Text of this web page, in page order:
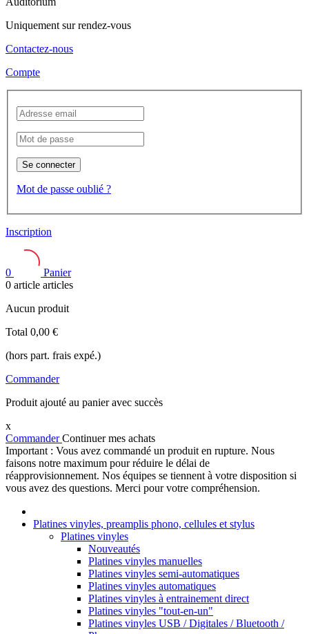
Uniquement sur rendez-vous
Contactez-nous
Compte
Se connecter
Mot de passe oublié ?
Inscription
0
Panier
0 article articles
Aucun produit
Total 0,00 €
(hors part. frais expé.)
Commander
Produit ajouté au panier avec succès
x
CommanderContinuer mes achats
Important : Vous avez commandé un produit en rupture. Nous
faisons notre maximum pour réduire le délai de
réapprovisionnement. Nos équipes se tiennent à votre disposition si
vous avez des questions. Merci pour votre compréhension.
Platines vinyles, preamplis phono, cellules et stylus
Platines vinyles
Nouveautés
Platines vinyles manuelles
Platines vinyles semi-automatiques
Platines vinyles automatiques
Platines vinyles à entrainement direct
Platines vinyles "tout-en-un"
Platines vinyles USB / Digitales / Bluetooth /